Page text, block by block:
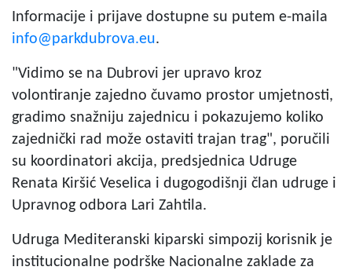
Informacije i prijave dostupne su putem e-maila
info@parkdubrova.eu.
"Vidimo se na Dubrovi jer upravo kroz
volontiranje zajedno čuvamo prostor umjetnosti,
gradimo snažniju zajednicu i pokazujemo koliko
zajednički rad može ostaviti trajan trag", poručili
su koordinatori akcija, predsjednica Udruge
Renata Kiršić Veselica i dugogodišnji član udruge i
Upravnog odbora Lari Zahtila.
Udruga Mediteranski kiparski simpozij korisnik je
institucionalne podrške Nacionalne zaklade za